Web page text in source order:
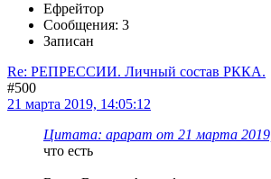
Ефрейтор
Сообщения: 3
Записан
Re: РЕПРЕССИИ. Личный состав РККА.
#500
21 марта 2019, 14:05:12
Цитата: арарат от 21 марта
что есть